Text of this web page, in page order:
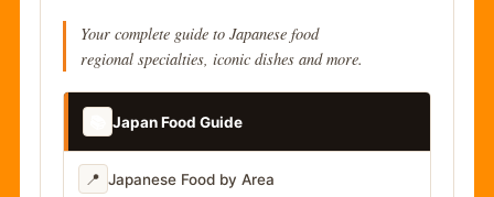
Your complete guide to Japanese food
regional specialties, iconic dishes and more.
Japan Food Guide
📍 Japanese Food by Area